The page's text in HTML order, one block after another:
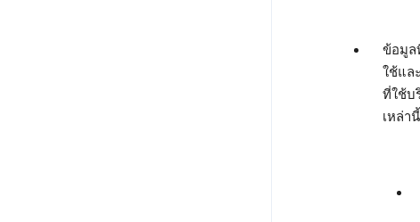
ข้อมูล
ใช้แล
ที่ใช้บ
เหล่า